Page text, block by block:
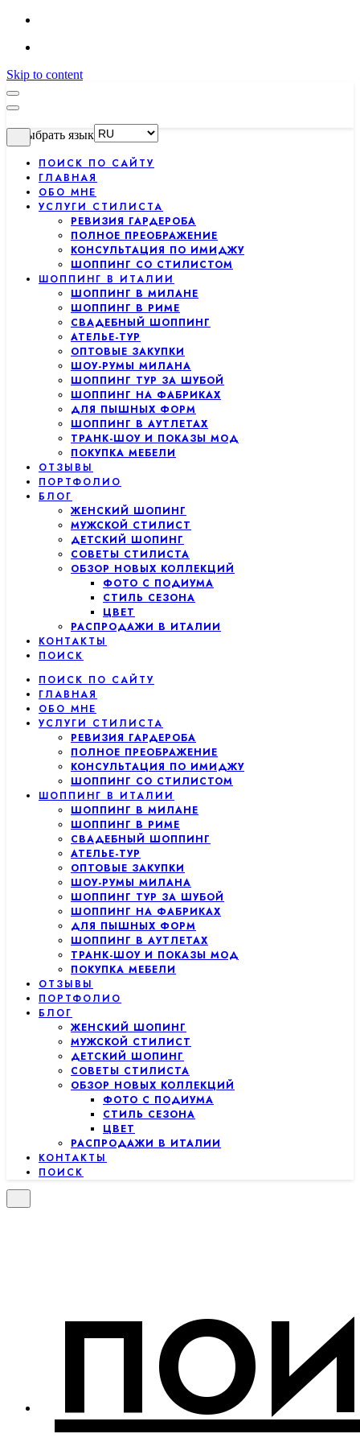
Skip to content
Выбрать язык
ПОИСК ПО САЙТУ
ГЛАВНАЯ
ОБО МНЕ
УСЛУГИ СТИЛИСТА
РЕВИЗИЯ ГАРДЕРОБА
ПОЛНОЕ ПРЕОБРАЖЕНИЕ
КОНСУЛЬТАЦИЯ ПО ИМИДЖУ
ШОППИНГ СО СТИЛИСТОМ
ШОППИНГ В ИТАЛИИ
ШОППИНГ В МИЛАНЕ
ШОППИНГ В РИМЕ
СВАДЕБНЫЙ ШОППИНГ
АТЕЛЬЕ-ТУР
ОПТОВЫЕ ЗАКУПКИ
ШОУ-РУМЫ МИЛАНА
ШОППИНГ ТУР ЗА ШУБОЙ
ШОППИНГ НА ФАБРИКАХ
ДЛЯ ПЫШНЫХ ФОРМ
ШОППИНГ В АУТЛЕТАХ
ТРАНК-ШОУ И ПОКАЗЫ МОД
ПОКУПКА МЕБЕЛИ
ОТЗЫВЫ
ПОРТФОЛИО
БЛОГ
ЖЕНСКИЙ ШОПИНГ
МУЖСКОЙ СТИЛИСТ
ДЕТСКИЙ ШОПИНГ
СОВЕТЫ СТИЛИСТА
ОБЗОР НОВЫХ КОЛЛЕКЦИЙ
ФОТО С ПОДИУМА
СТИЛЬ СЕЗОНА
ЦВЕТ
РАСПРОДАЖИ В ИТАЛИИ
КОНТАКТЫ
ПОИСК
ПОИСК ПО САЙТУ
ГЛАВНАЯ
ОБО МНЕ
УСЛУГИ СТИЛИСТА
РЕВИЗИЯ ГАРДЕРОБА
ПОЛНОЕ ПРЕОБРАЖЕНИЕ
КОНСУЛЬТАЦИЯ ПО ИМИДЖУ
ШОППИНГ СО СТИЛИСТОМ
ШОППИНГ В ИТАЛИИ
ШОППИНГ В МИЛАНЕ
ШОППИНГ В РИМЕ
СВАДЕБНЫЙ ШОППИНГ
АТЕЛЬЕ-ТУР
ОПТОВЫЕ ЗАКУПКИ
ШОУ-РУМЫ МИЛАНА
ШОППИНГ ТУР ЗА ШУБОЙ
ШОППИНГ НА ФАБРИКАХ
ДЛЯ ПЫШНЫХ ФОРМ
ШОППИНГ В АУТЛЕТАХ
ТРАНК-ШОУ И ПОКАЗЫ МОД
ПОКУПКА МЕБЕЛИ
ОТЗЫВЫ
ПОРТФОЛИО
БЛОГ
ЖЕНСКИЙ ШОПИНГ
МУЖСКОЙ СТИЛИСТ
ДЕТСКИЙ ШОПИНГ
СОВЕТЫ СТИЛИСТА
ОБЗОР НОВЫХ КОЛЛЕКЦИЙ
ФОТО С ПОДИУМА
СТИЛЬ СЕЗОНА
ЦВЕТ
РАСПРОДАЖИ В ИТАЛИИ
КОНТАКТЫ
ПОИСК